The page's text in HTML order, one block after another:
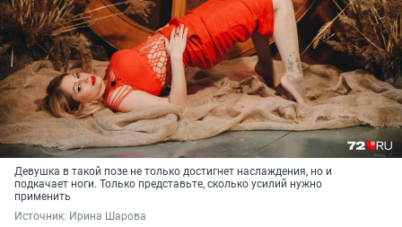
Девушка в такой позе не только достигнет наслаждения, но и
подкачает ноги. Только представьте, сколько усилий нужно
применить
Источник: Ирина Шарова